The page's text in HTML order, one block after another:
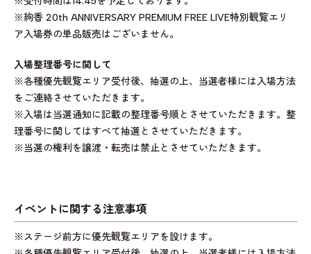
※絢香 20th ANNIVERSARY PREMIUM FREE LIVE特別観覧エリ
ア入場券の単品販売はございません。
入場整理番号に関して
※各種優先観覧エリア受付後、抽選の上、当選者様には入場方法
をご連絡させていただきます。
※入場は当選通知に記載の整理番号順とさせていただきます。整
理番号に関してはすべて抽選とさせていただきます。
※当選の権利を譲渡・転売は禁止とさせていただきます。
イベントに関する注意事項
※ステージ前方に優先観覧エリアを設けます。